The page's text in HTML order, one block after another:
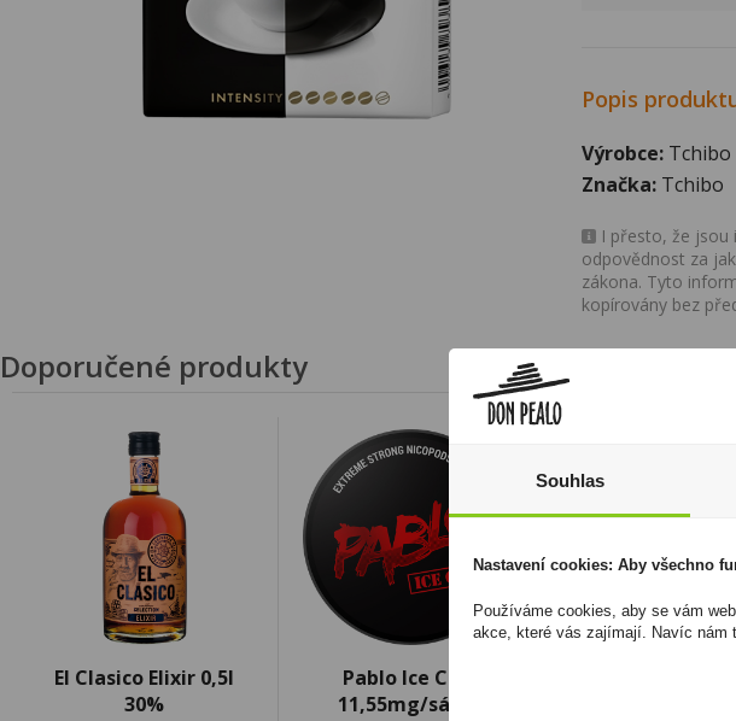
Popis
Výrobce: Tchibo
Značka: Tchibo
I přesto, že jsou
odpovědnost za
zákona. Tyto
kopírovány bez
Doporučené produkty
El Clasico Elixir 0,5l
30%
Pablo Ice Cold
11,55mg/sáček
Souhlas
Nastavení cookies: Aby všechno
Používáme cookies, aby se vám
akce, které vás zajímají. Navíc nám